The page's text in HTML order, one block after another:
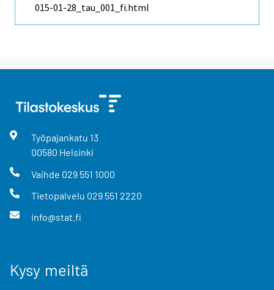
015-01-28_tau_001_fi.html
Työpajankatu 13
00580 Helsinki
Vaihde 029 551 1000
Tietopalvelu 029 551 2220
info@stat.fi
Kysy meiltä